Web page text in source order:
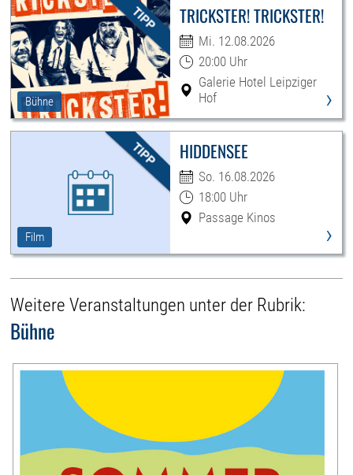
Bühne
TRICKSTER! TRICKSTER!
Mi. 12.08.2026
20:00 Uhr
Galerie Hotel Leipziger
Hof
›
Film
HIDDENSEE
So. 16.08.2026
18:00 Uhr
Passage Kinos
›
Weitere Veranstaltungen unter der Rubrik:
Bühne